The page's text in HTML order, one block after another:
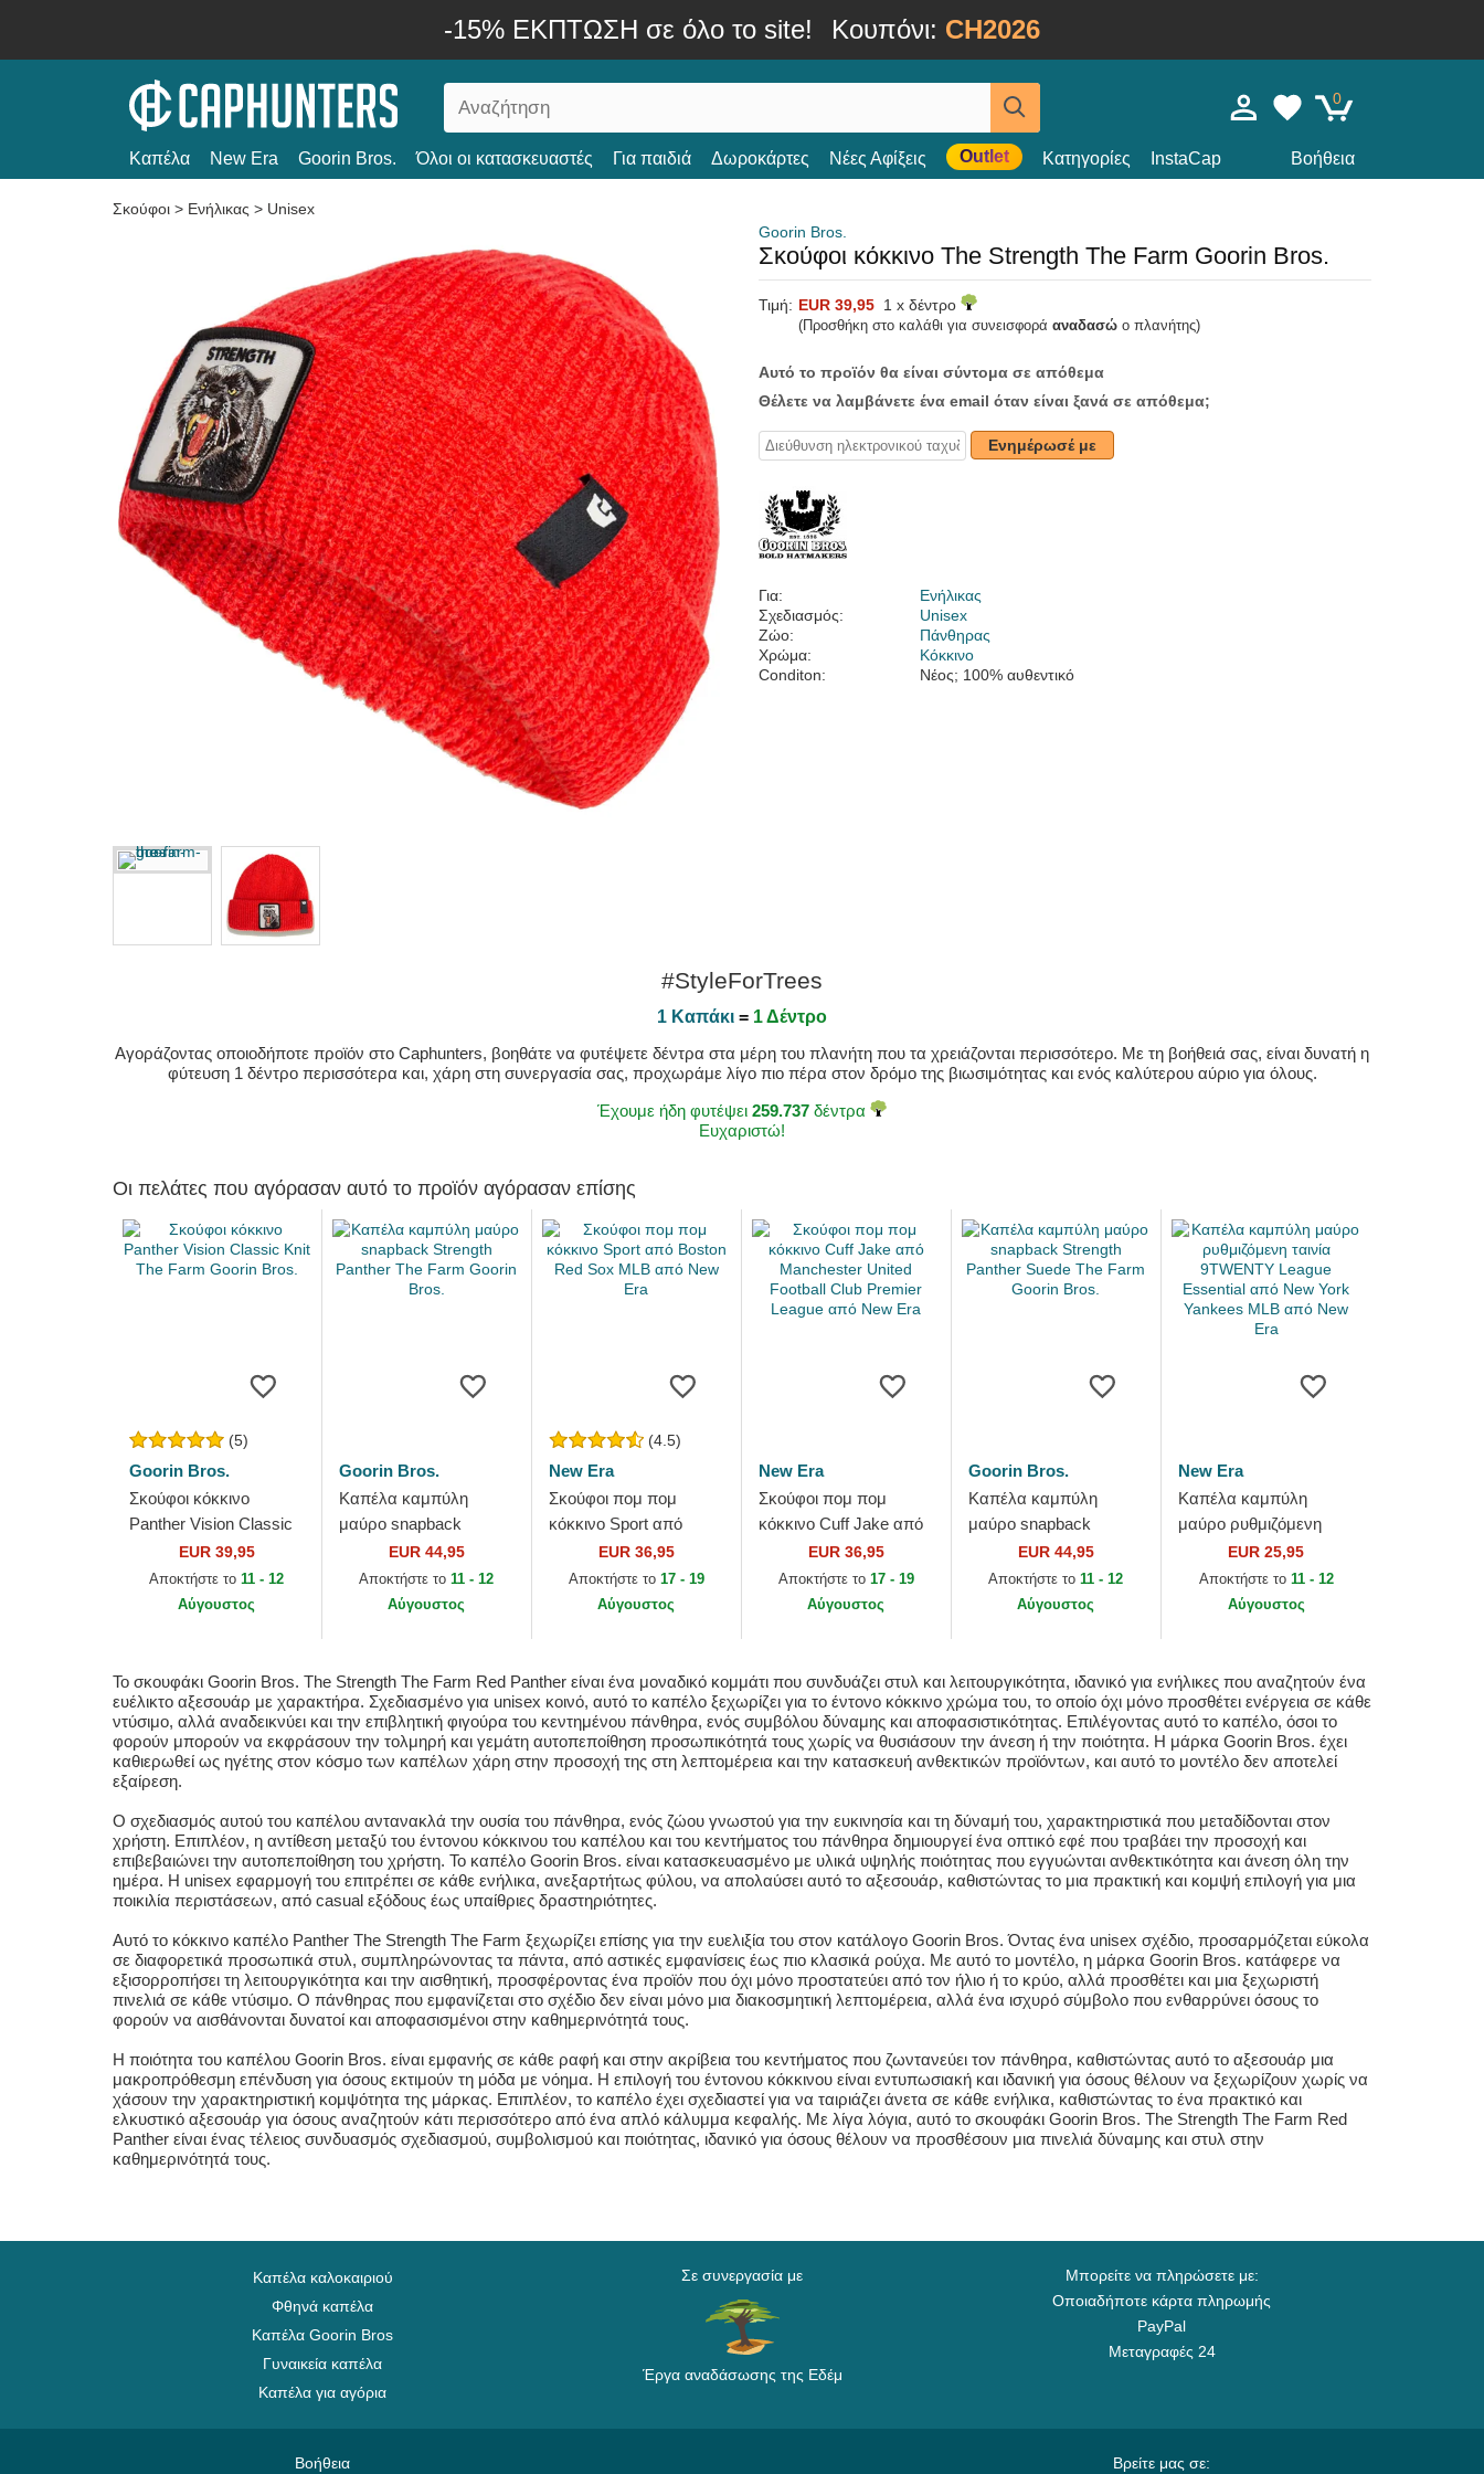
-15% ΕΚΠΤΩΣΗ σε όλο το site! Κουπόνι: CH2026
0
Καπέλα New Era Goorin Bros. Όλοι οι κατασκευαστές Για παιδιά Δωροκάρτες Νέες Αφίξεις Outlet Κατηγορίες InstaCap Βοήθεια
Σκούφοι > Ενήλικας > Unisex
Goorin Bros.
Σκούφοι κόκκινο The Strength The Farm Goorin Bros.
Τιμή: EUR 39,95 1 x δέντρο
(Προσθήκη στο καλάθι για συνεισφορά αναδασώ ο πλανήτης)
Αυτό το προϊόν θα είναι σύντομα σε απόθεμα
Θέλετε να λαμβάνετε ένα email όταν είναι ξανά σε απόθεμα;
Ενημέρωσέ με
Για:
Ενήλικας
Σχεδιασμός:
Unisex
Ζώο:
Πάνθηρας
Χρώμα:
Κόκκινο
Conditon:
Νέος; 100% αυθεντικό
#StyleForTrees
1 Καπάκι = 1 Δέντρο
Αγοράζοντας οποιοδήποτε προϊόν στο Caphunters, βοηθάτε να φυτέψετε δέντρα στα μέρη του πλανήτη που τα χρειάζονται περισσότερο. Με τη βοήθειά σας, είναι δυνατή η
φύτευση 1 δέντρο περισσότερα και, χάρη στη συνεργασία σας, προχωράμε λίγο πιο πέρα στον δρόμο της βιωσιμότητας και ενός καλύτερου αύριο για όλους.
Έχουμε ήδη φυτέψει 259.737 δέντρα
Ευχαριστώ!
Οι πελάτες που αγόρασαν αυτό το προϊόν αγόρασαν επίσης
(5)
Goorin Bros.
Σκούφοι κόκκινο
Panther Vision Classic
Knit The Farm Goorin
Bros.
EUR 39,95
Αποκτήστε το11 - 12
Αύγουστος
Goorin Bros.
Καπέλα καμπύλη
μαύρο snapback
Strength Panther The
Farm Goorin Bros.
EUR 44,95
Αποκτήστε το11 - 12
Αύγουστος
(4.5)
New Era
Σκούφοι πομ πομ
κόκκινο Sport από
Boston Red Sox MLB
από New Era
EUR 36,95
Αποκτήστε το 17 - 19
Αύγουστος
New Era
Σκούφοι πομ πομ
κόκκινο Cuff Jake από
Manchester United
Football Club Premier
League από New Era
EUR 36,95
Αποκτήστε το 17 - 19
Αύγουστος
Goorin Bros.
Καπέλα καμπύλη
μαύρο snapback
Strength Panther Suede
The Farm Goorin Bros.
EUR 44,95
Αποκτήστε το11 - 12
Αύγουστος
New Era
Καπέλα καμπύλη
μαύρο ρυθμιζόμενη
ταινία 9TWENTY
League Essential από
New York Yankees MLB
EUR 25,95
Αποκτήστε το 11 - 12
Αύγουστος
Το σκουφάκι Goorin Bros. The Strength The Farm Red Panther είναι ένα μοναδικό κομμάτι που συνδυάζει στυλ και λειτουργικότητα, ιδανικό για ενήλικες που αναζητούν ένα
ευέλικτο αξεσουάρ με χαρακτήρα. Σχεδιασμένο για unisex κοινό, αυτό το καπέλο ξεχωρίζει για το έντονο κόκκινο χρώμα του, το οποίο όχι μόνο προσθέτει ενέργεια σε κάθε
ντύσιμο, αλλά αναδεικνύει και την επιβλητική φιγούρα του κεντημένου πάνθηρα, ενός συμβόλου δύναμης και αποφασιστικότητας. Επιλέγοντας αυτό το καπέλο, όσοι το
φορούν μπορούν να εκφράσουν την τολμηρή και γεμάτη αυτοπεποίθηση προσωπικότητά τους χωρίς να θυσιάσουν την άνεση ή την ποιότητα. Η μάρκα Goorin Bros. έχει
καθιερωθεί ως ηγέτης στον κόσμο των καπέλων χάρη στην προσοχή της στη λεπτομέρεια και την κατασκευή ανθεκτικών προϊόντων, και αυτό το μοντέλο δεν αποτελεί
εξαίρεση.
Ο σχεδιασμός αυτού του καπέλου αντανακλά την ουσία του πάνθηρα, ενός ζώου γνωστού για την ευκινησία και τη δύναμή του, χαρακτηριστικά που μεταδίδονται στον
χρήστη. Επιπλέον, η αντίθεση μεταξύ του έντονου κόκκινου του καπέλου και του κεντήματος του πάνθηρα δημιουργεί ένα οπτικό εφέ που τραβάει την προσοχή και
επιβεβαιώνει την αυτοπεποίθηση του χρήστη. Το καπέλο Goorin Bros. είναι κατασκευασμένο με υλικά υψηλής ποιότητας που εγγυώνται ανθεκτικότητα και άνεση όλη την
ημέρα. Η unisex εφαρμογή του επιτρέπει σε κάθε ενήλικα, ανεξαρτήτως φύλου, να απολαύσει αυτό το αξεσουάρ, καθιστώντας το μια πρακτική και κομψή επιλογή για μια
ποικιλία περιστάσεων, από casual εξόδους έως υπαίθριες δραστηριότητες.
Αυτό το κόκκινο καπέλο Panther The Strength The Farm ξεχωρίζει επίσης για την ευελιξία του στον κατάλογο Goorin Bros. Όντας ένα unisex σχέδιο, προσαρμόζεται εύκολα
σε διαφορετικά προσωπικά στυλ, συμπληρώνοντας τα πάντα, από αστικές εμφανίσεις έως πιο κλασικά ρούχα. Με αυτό το μοντέλο, η μάρκα Goorin Bros. κατάφερε να
εξισορροπήσει τη λειτουργικότητα και την αισθητική, προσφέροντας ένα προϊόν που όχι μόνο προστατεύει από τον ήλιο ή το κρύο, αλλά προσθέτει και μια ξεχωριστή
πινελιά σε κάθε ντύσιμο. Ο πάνθηρας που εμφανίζεται στο σχέδιο δεν είναι μόνο μια διακοσμητική λεπτομέρεια, αλλά ένα ισχυρό σύμβολο που ενθαρρύνει όσους το
φορούν να αισθάνονται δυνατοί και αποφασισμένοι στην καθημερινότητά τους.
Η ποιότητα του καπέλου Goorin Bros. είναι εμφανής σε κάθε ραφή και στην ακρίβεια του κεντήματος που ζωντανεύει τον πάνθηρα, καθιστώντας αυτό το αξεσουάρ μια
μακροπρόθεσμη επένδυση για όσους εκτιμούν τη μόδα με νόημα. Η επιλογή του έντονου κόκκινου είναι εντυπωσιακή και ιδανική για όσους θέλουν να ξεχωρίζουν χωρίς να
χάσουν την χαρακτηριστική κομψότητα της μάρκας. Επιπλέον, το καπέλο έχει σχεδιαστεί για να ταιριάζει άνετα σε κάθε ενήλικα, καθιστώντας το ένα πρακτικό και
ελκυστικό αξεσουάρ για όσους αναζητούν κάτι περισσότερο από ένα απλό κάλυμμα κεφαλής. Με λίγα λόγια, αυτό το σκουφάκι Goorin Bros. The Strength The Farm Red
Panther είναι ένας τέλειος συνδυασμός σχεδιασμού, συμβολισμού και ποιότητας, ιδανικό για όσους θέλουν να προσθέσουν μια πινελιά δύναμης και στυλ στην
καθημερινότητά τους.
Καπέλα καλοκαιριού
Φθηνά καπέλα
Καπέλα Goorin Bros
Γυναικεία καπέλα
Καπέλα για αγόρια
Σε συνεργασία με
Έργα αναδάσωσης της Εδέμ
Μπορείτε να πληρώσετε με:
Οποιαδήποτε κάρτα πληρωμής
PayPal
Μεταγραφές 24
Βοήθεια Βρείτε μας σε: